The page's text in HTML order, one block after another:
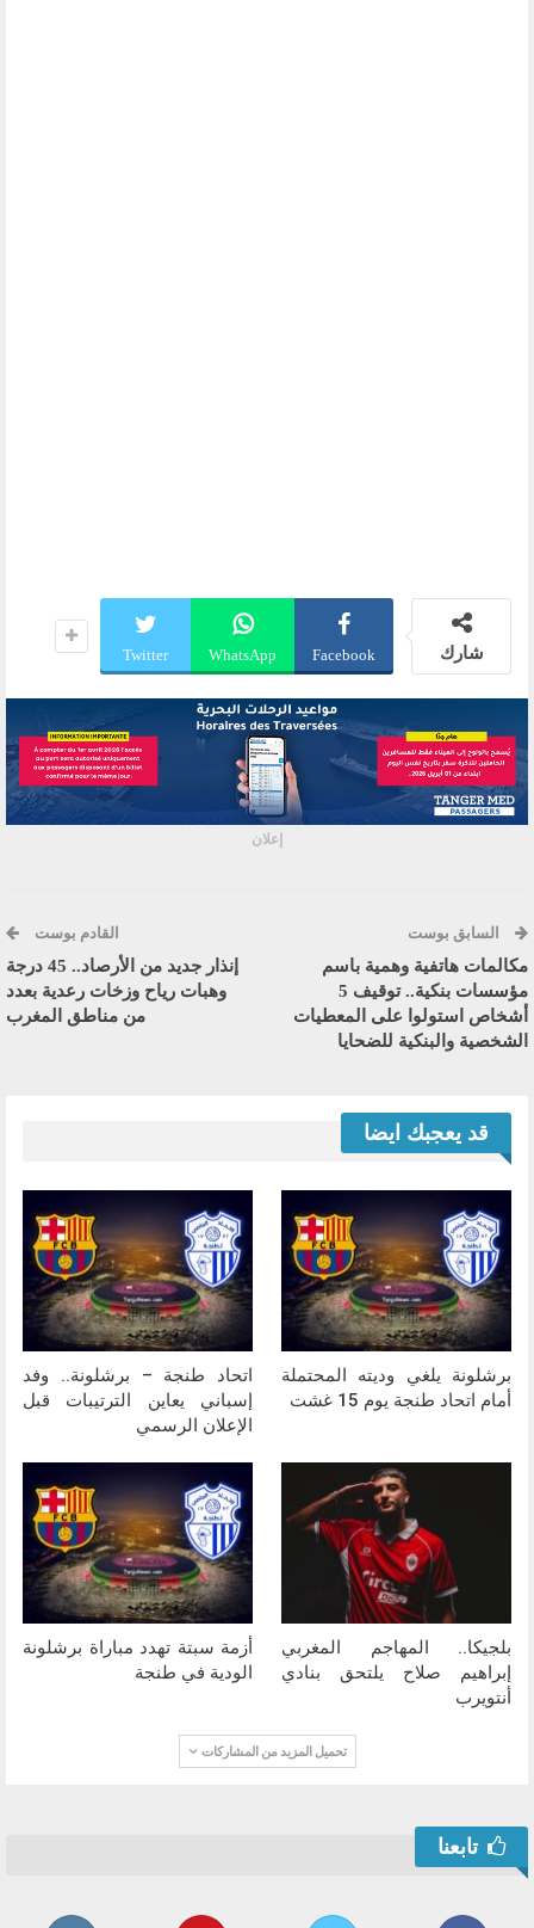
شارك Facebook
WhatsApp
Twitter
إعلان
السابق بوست
مكالمات هاتفية وهمية باسم
مؤسسات بنكية.. توقيف 5
أشخاص استولوا على المعطيات
الشخصية والبنكية للضحايا
القادم بوست
إنذار جديد من الأرصاد.. 45 درجة
وهبات رياح وزخات رعدية بعدد
من مناطق المغرب
قد يعجبك ايضا
برشلونة يلغي وديته المحتملة
أمام اتحاد طنجة يوم 15 غشت
اتحاد طنجة – برشلونة.. وفد
إسباني يعاين الترتيبات قبل
الإعلان الرسمي
بلجيكا.. المهاجم المغربي
إبراهيم صلاح يلتحق بنادي
أنتويرب
أزمة سبتة تهدد مباراة برشلونة
الودية في طنجة
تحميل المزيد من المشاركات
تابعنا